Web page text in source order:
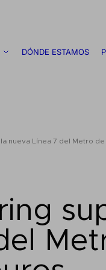
DÓNDE ESTAMOS
nueva Línea 7 del Metro